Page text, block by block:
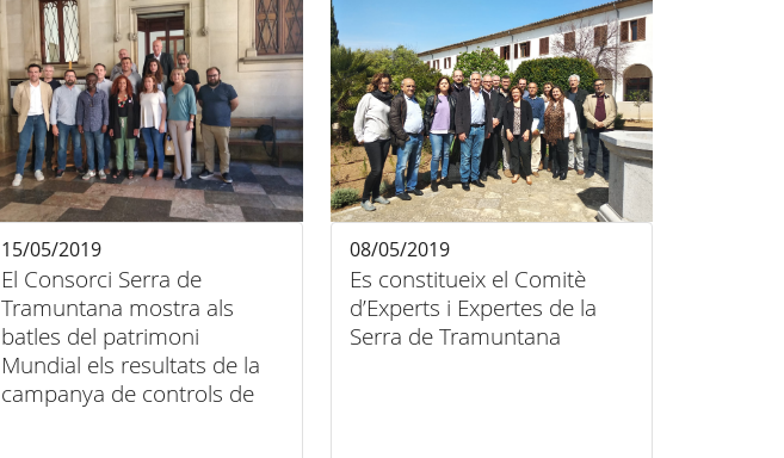
El Consorci Serra de
Tramuntana mostra als
batles del patrimoni
Mundial els resultats de la
campanya de controls de
15/05/2019
Es constitueix el Comitè
d’Experts i Expertes de la
Serra de Tramuntana
08/05/2019